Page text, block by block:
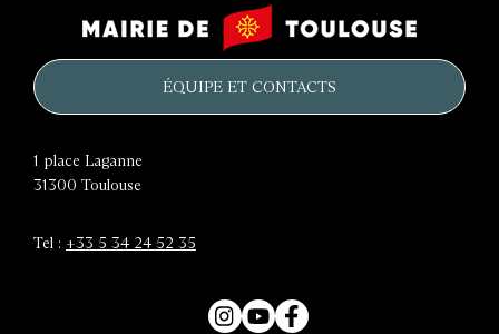
château
d'eau
Mairie
de
ÉQUIPE ET CONTACTS
1 place Laganne
31300 Toulouse
Tel : +33 5 34 24 52 35
Instagram
YouTubeFacebook